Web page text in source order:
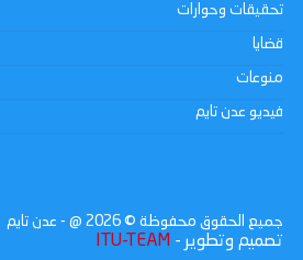
تحقيقات وحوارات
قضايا
منوعات
فيديو عدن تايم
جميع الحقوق محفوظة © 2026 @ - عدن تايم
تصميم وتطوير - ITU-TEAM